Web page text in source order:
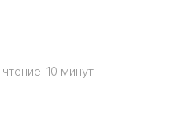
10 минут